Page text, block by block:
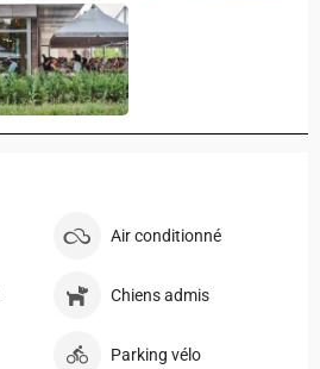
Air conditionné
Chiens admis
Parking vélo